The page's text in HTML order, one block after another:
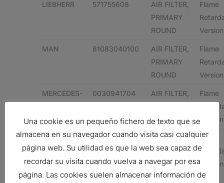
LIEBHERR 571755608
AIR FILTER,
PRIMARY
ROUND
Flame
Version
MAN 81083040100
AIR FILTER,
PRIMARY
ROUND
Flame
Version
MERCEDES-
0030941704
AIR FILTER,
ROUND
Flame
Version
MERCEDES-
BENZ
40941704
AIR FILTER,
PRIMARY
ROUND
Flame
Version
Una cookie es un pequeño fichero de texto que se
almacena en su navegador cuando visita casi cualquier
página web. Su utilidad es que la web sea capaz de
recordar su visita cuando vuelva a navegar por esa
página. Las cookies suelen almacenar información de